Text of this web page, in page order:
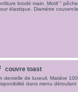
brodé main. Motif "
élastique. Diamétre
couvre toast
dentelle de luxeuil. Matiére
dans menu